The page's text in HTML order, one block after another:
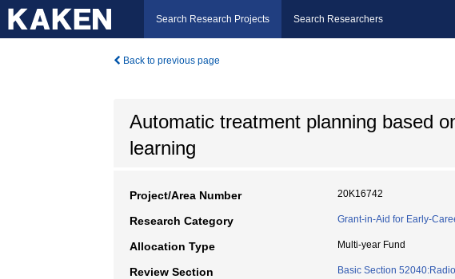
Search Research Projects Search Researchers
Back to previous page
Automatic treatment planning based
learning
Project/Area Number 20K16742
Research Category Grant-in-Aid for Early-
Allocation Type Multi-year Fund
Review Section Basic Section